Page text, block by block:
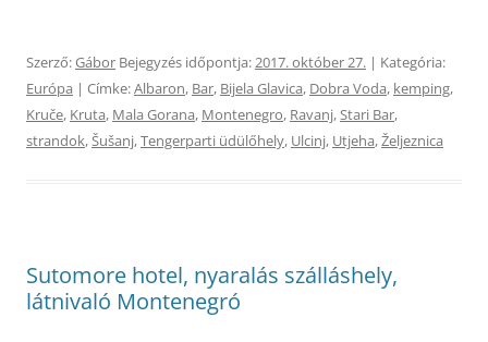
Szerző:Gábor Bejegyzés időpontja:2017. október 27. | Kategória:
Európa | Címke:Albaron, Bar, Bijela Glavica, Dobra Voda, kemping,
Kruče, Kruta, Mala Gorana, Montenegro, Ravanj,Stari Bar,
strandok,Šušanj,Tengerparti üdülőhely, Ulcinj, Utjeha,Željeznica
Sutomore hotel, nyaralás szálláshely,
látnivaló Montenegró